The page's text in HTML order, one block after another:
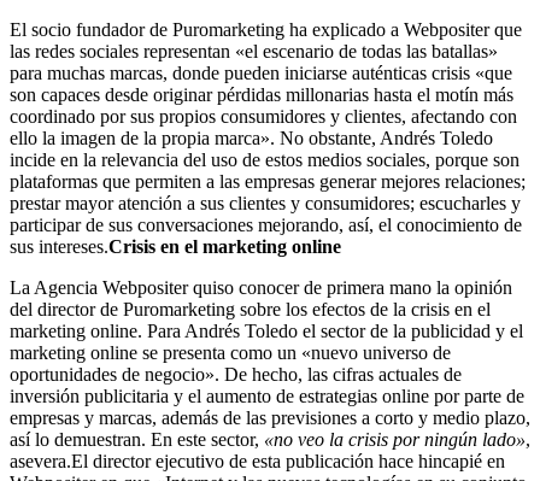
El socio fundador de Puromarketing ha explicado a Webpositer que
las redes sociales representan «el escenario de todas las batallas»
para muchas marcas, donde pueden iniciarse auténticas crisis «que
son capaces desde originar pérdidas millonarias hasta el motín más
coordinado por sus propios consumidores y clientes, afectando con
ello la imagen de la propia marca». No obstante, Andrés Toledo
incide en la relevancia del uso de estos medios sociales, porque son
plataformas que permiten a las empresas generar mejores relaciones;
prestar mayor atención a sus clientes y consumidores; escucharles y
participar de sus conversaciones mejorando, así, el conocimiento de
sus intereses.Crisis en el marketing online
La Agencia Webpositer quiso conocer de primera mano la opinión
del director de Puromarketing sobre los efectos de la crisis en el
marketing online. Para Andrés Toledo el sector de la publicidad y el
marketing online se presenta como un «nuevo universo de
oportunidades de negocio». De hecho, las cifras actuales de
inversión publicitaria y el aumento de estrategias online por parte de
empresas y marcas, además de las previsiones a corto y medio plazo,
así lo demuestran. En este sector, «no veo la crisis por ningún lado»,
asevera.El director ejecutivo de esta publicación hace hincapié en